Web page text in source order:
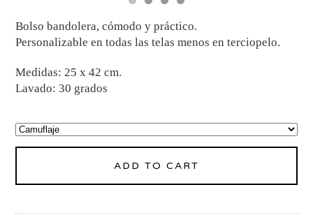
Bolso bandolera, cómodo y práctico.
Personalizable en todas las telas menos en terciopelo.
Medidas: 25 x 42 cm.
Lavado: 30 grados
ADD TO CART